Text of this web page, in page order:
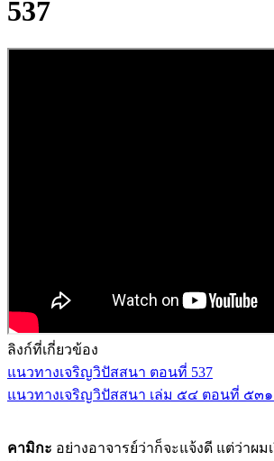
537
ลิงก์ที่เกี่ยวข้อง
แนวทางเจริญวิปัสสนา ตอนที่ 537
แนวทางเจริญวิปัสสนา เล่ม ๕๔ ตอนที่ ๕๓
คามิกะ อย่างอาจารย์ว่าก็จะแจ้งดี แต่ว่าผม